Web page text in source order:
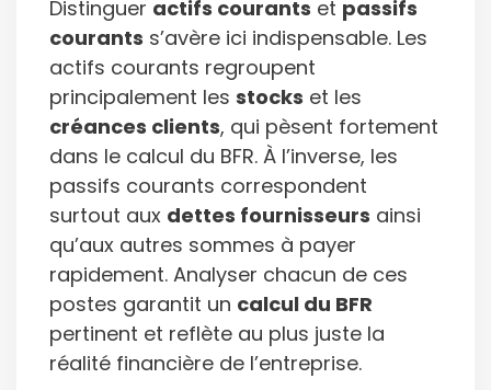
Distinguer actifs courants et passifs
courants s’avère ici indispensable. Les
actifs courants regroupent
principalement les stocks et les
créances clients, qui pèsent fortement
dans le calcul du BFR. À l’inverse, les
passifs courants correspondent
surtout aux dettes fournisseurs ainsi
qu’aux autres sommes à payer
rapidement. Analyser chacun de ces
postes garantit un calcul du BFR
pertinent et reflète au plus juste la
réalité financière de l’entreprise.